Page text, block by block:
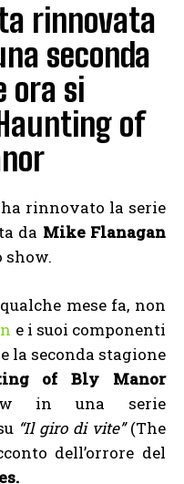
rinnovata
seconda
ora si
of
rinnovato la serie
da Mike Flanagan
show.
mese fa, non
e i suoi componenti
la seconda stagione
of Bly Manor
in una serie
“Il giro di vite”(The
dell’orrore del